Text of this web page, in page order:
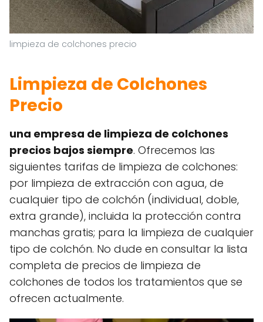
limpieza de colchones precio
Limpieza de Colchones
Precio
una empresa de limpieza de colchones
precios bajos siempre. Ofrecemos las
siguientes tarifas de limpieza de colchones:
por limpieza de extracción con agua, de
cualquier tipo de colchón (individual, doble,
extra grande), incluida la protección contra
manchas gratis; para la limpieza de cualquier
tipo de colchón. No dude en consultar la lista
completa de precios de limpieza de
colchones de todos los tratamientos que se
ofrecen actualmente.